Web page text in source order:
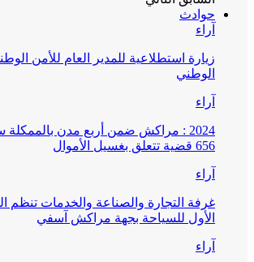
حوادث
آراء
زيارة استطلاعية للمدير العام للأمن
الوطني
آراء
2024 : مراكش ضمن أربع مدن
656 قضية تتعلق بغسيل الأموال
آراء
غرفة التجارة والصناعة والخدمات تنظم
الأول للسياحة بجهة مراكش آسفي
آراء